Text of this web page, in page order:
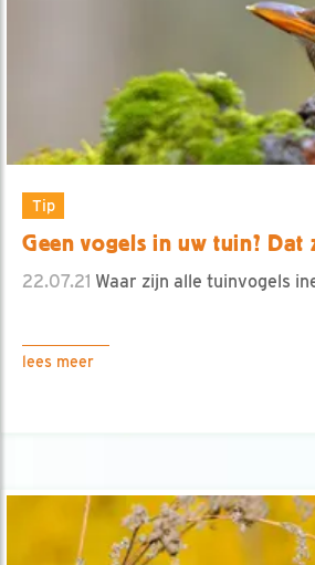
Tip
Geen vogels in uw tuin? Dat
22.07.21 Waar zijn alle tuinvogels
lees meer